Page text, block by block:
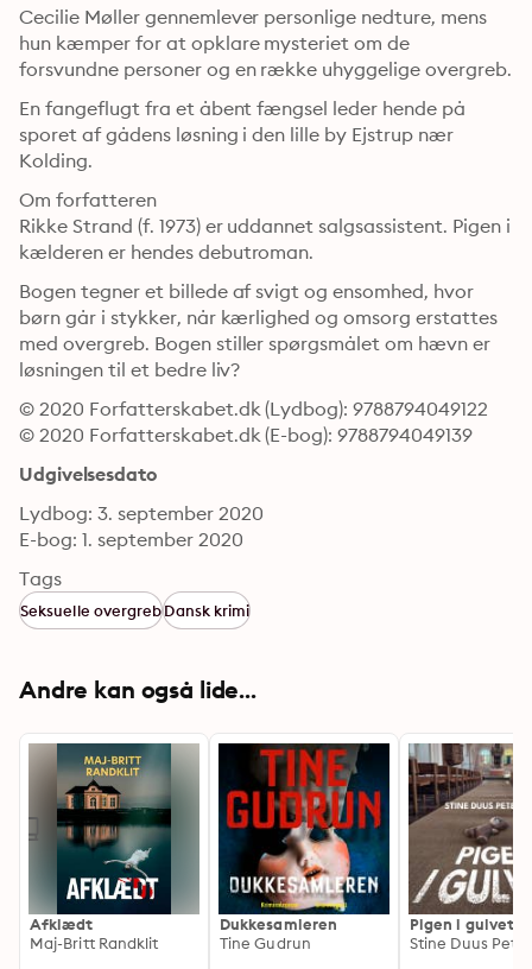
Cecilie Møller gennemlever personlige nedture, mens
hun kæmper for at opklare mysteriet om de
En fangeflugt fra et åbent fængsel leder hende på
sporet af gådens løsning i den lille by Ejstrup nær
Kolding.
Om forfatteren
Rikke Strand (f. 1973) er uddannet salgsassistent. Pigen i
Bogen tegner et billede af svigt og ensomhed, hvor
børn går i stykker, når kærlighed og omsorg erstattes
med overgreb. Bogen stiller spørgsmålet om hævn er
løsningen til et bedre liv?
© 2020 Forfatterskabet.dk (Lydbog): 9788794049122
© 2020 Forfatterskabet.dk (E-bog): 9788794049139
Udgivelsesdato
Lydbog: 3. september 2020
E-bog: 1. september 2020
Tags
Seksuelle overgrebDansk krimi
Andre kan også lide...
Afklædt
Maj-Britt Randklit
Dukkesamleren
Tine Gudrun
Pigen i gulvet
Stine Duus